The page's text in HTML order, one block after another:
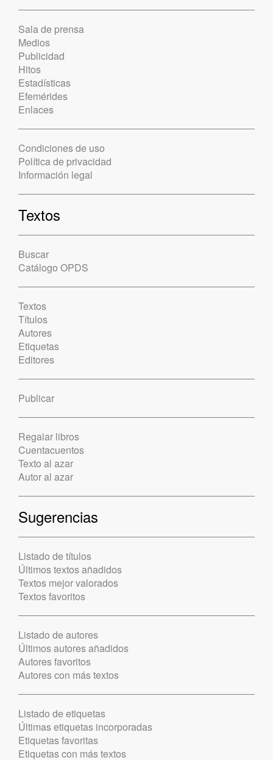
Sala de prensa
Medios
Publicidad
Hitos
Estadísticas
Efemérides
Enlaces
Condiciones de uso
Política de privacidad
Información legal
Textos
Buscar
Catálogo OPDS
Textos
Títulos
Autores
Etiquetas
Editores
Publicar
Regalar libros
Cuentacuentos
Texto al azar
Autor al azar
Sugerencias
Listado de títulos
Últimos textos añadidos
Textos mejor valorados
Textos favoritos
Listado de autores
Últimos autores añadidos
Autores favoritos
Autores con más textos
Listado de etiquetas
Últimas etiquetas incorporadas
Etiquetas favoritas
Etiquetas con más textos